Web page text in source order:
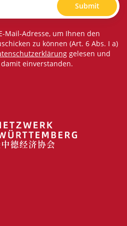
Submit
Mail-Adresse, um Ihnen den
zu können (Art. 6 Abs. I a)
gelesen und
einverstanden.